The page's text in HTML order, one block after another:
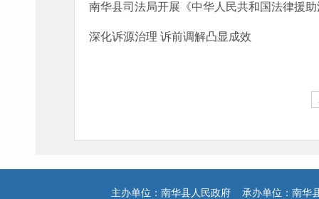
南华县司法局开展《中华人民共和国法律援
深化诉源治理 诉前调解凸显成效
主办单位：南华县人民政府 承办单位：南华